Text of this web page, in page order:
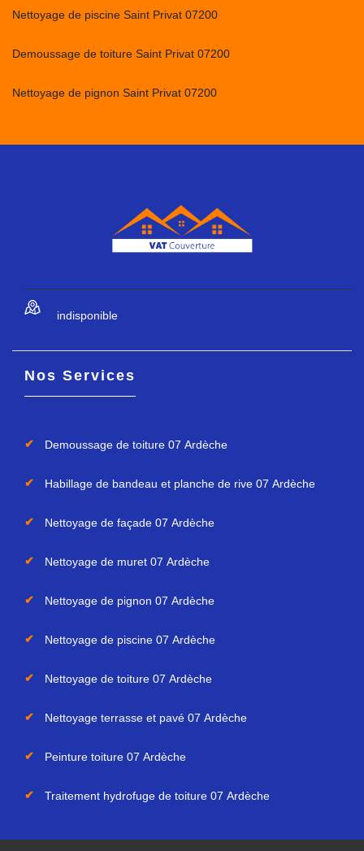
Nettoyage de piscine Saint Privat 07200
Demoussage de toiture Saint Privat 07200
Nettoyage de pignon Saint Privat 07200
indisponible
Nos Services
Demoussage de toiture 07 Ardèche
Habillage de bandeau et planche de rive 07 Ardèche
Nettoyage de façade 07 Ardèche
Nettoyage de muret 07 Ardèche
Nettoyage de pignon 07 Ardèche
Nettoyage de piscine 07 Ardèche
Nettoyage de toiture 07 Ardèche
Nettoyage terrasse et pavé 07 Ardèche
Peinture toiture 07 Ardèche
Traitement hydrofuge de toiture 07 Ardèche